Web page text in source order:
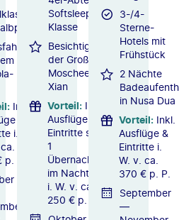
: Inkl.
&
i.
P.
Softsleeper
Klasse
Besichtigung
der Großen
Moschee in
Xian
Vorteil: Inkl.
Ausflüge und
Eintritte sowie
1
Übernachtung
im Nachtzug
i. W. v. ca.
250 € p. P.
3-/4-
Sterne-
Hotels mit
Frühstück
2 Nächte
in Nusa Dua
Vorteil: Inkl.
Ausflüge &
Eintritte i.
W. v. ca.
370 € p. P.
September
—